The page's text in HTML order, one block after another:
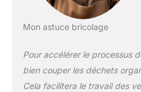
Mon astuce bricolage
Pour accélérer le processus
bien couper les déchets
Cela facilitera le travail des